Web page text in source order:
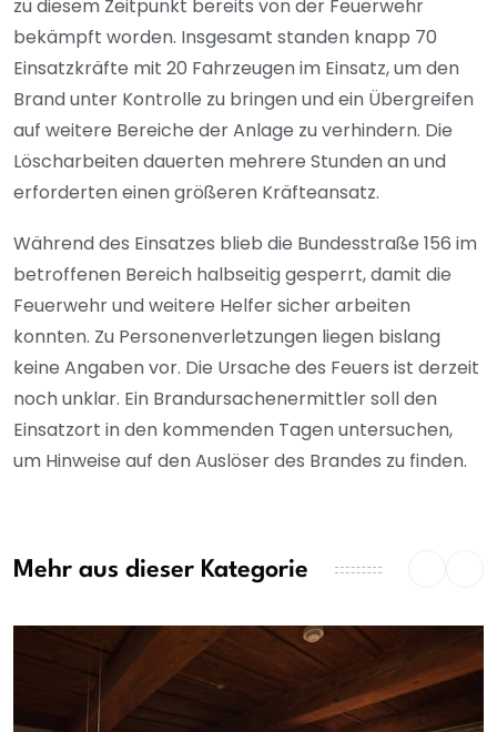
zu diesem Zeitpunkt bereits von der Feuerwehr
bekämpft worden. Insgesamt standen knapp 70
Einsatzkräfte mit 20 Fahrzeugen im Einsatz, um den
Brand unter Kontrolle zu bringen und ein Übergreifen
auf weitere Bereiche der Anlage zu verhindern. Die
Löscharbeiten dauerten mehrere Stunden an und
erforderten einen größeren Kräfteansatz.
Während des Einsatzes blieb die Bundesstraße 156 im
betroffenen Bereich halbseitig gesperrt, damit die
Feuerwehr und weitere Helfer sicher arbeiten
konnten. Zu Personenverletzungen liegen bislang
keine Angaben vor. Die Ursache des Feuers ist derzeit
noch unklar. Ein Brandursachenermittler soll den
Einsatzort in den kommenden Tagen untersuchen,
um Hinweise auf den Auslöser des Brandes zu finden.
Mehr aus dieser Kategorie